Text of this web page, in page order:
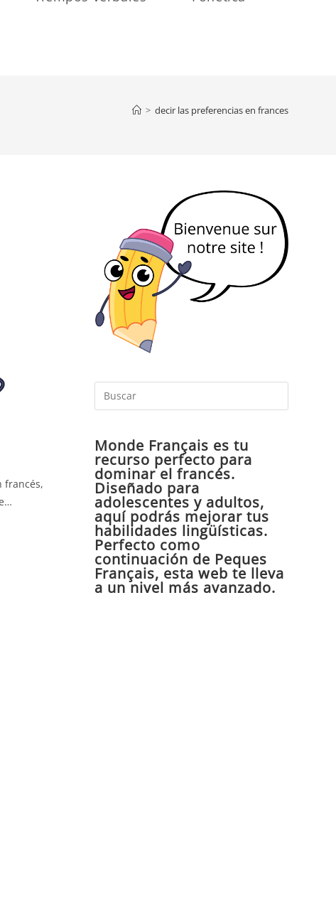
> decir las preferencias en frances
francés,
Escape
Monde Français es tu
recurso perfecto para
dominar el francés.
Diseñado para
adolescentes y adultos,
aquí podrás mejorar tus
habilidades lingüísticas.
Perfecto como
continuación de Peques
Français, esta web te lleva
a un nivel más avanzado.